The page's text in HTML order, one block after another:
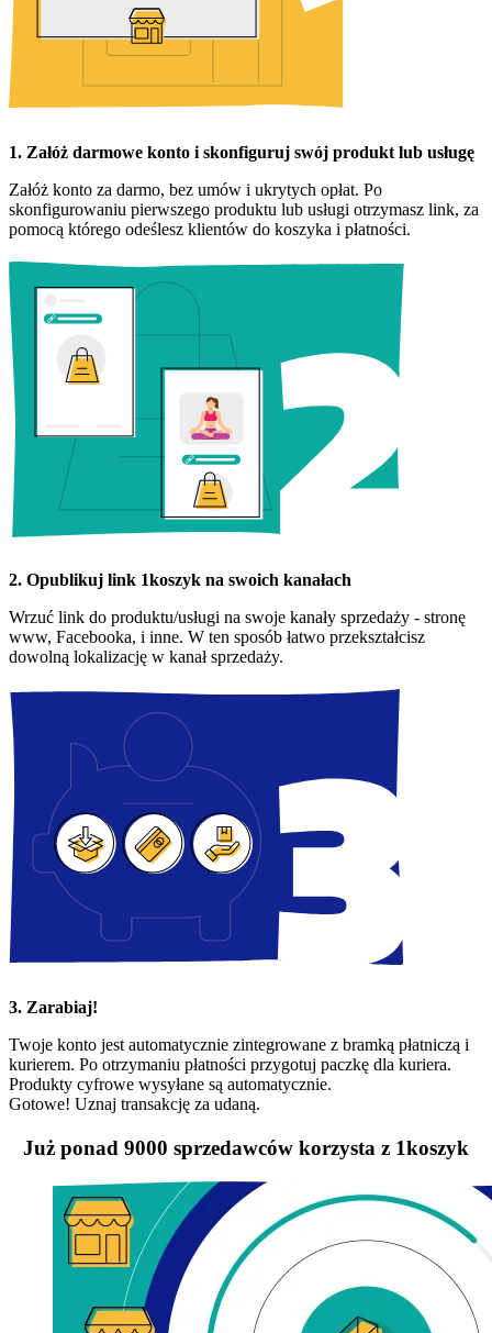
1. Załóż darmowe konto i skonfiguruj swój produkt lub usługę
Załóż konto za darmo, bez umów i ukrytych opłat. Po
skonfigurowaniu pierwszego produktu lub usługi otrzymasz link, za
pomocą którego odeślesz klientów do koszyka i płatności.
2. Opublikuj link 1koszyk na swoich kanałach
Wrzuć link do produktu/usługi na swoje kanały sprzedaży - stronę
www, Facebooka, i inne. W ten sposób łatwo przekształcisz
dowolną lokalizację w kanał sprzedaży.
3. Zarabiaj!
Twoje konto jest automatycznie zintegrowane z bramką płatniczą i
kurierem. Po otrzymaniu płatności przygotuj paczkę dla kuriera.
Produkty cyfrowe wysyłane są automatycznie.
Gotowe! Uznaj transakcję za udaną.
Już ponad 9000 sprzedawców korzysta z 1koszyk